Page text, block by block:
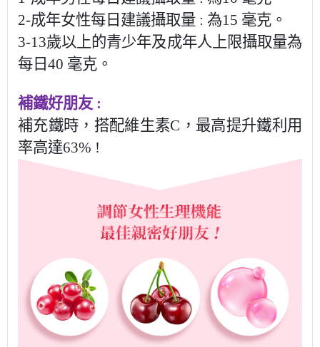
2-成年女性每日建議攝取量 : 為15 毫克。
3-13歲以上的青少年及成年人上限攝取量為
每日40 毫克。
補鐵好朋友 :
補充鐵時，搭配維生素C，最高提升鐵利用
率高達63% !